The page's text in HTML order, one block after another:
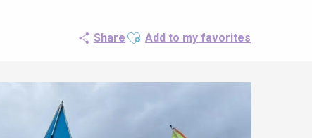
Share Ajouter aux favoris
Add to my favorites